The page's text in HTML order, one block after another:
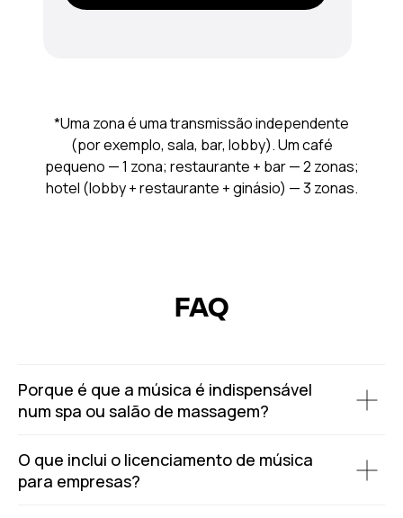
*Uma zona é uma transmissão independente
(por exemplo, sala, bar, lobby). Um café
pequeno — 1 zona; restaurante + bar — 2 zonas;
hotel (lobby + restaurante + ginásio) — 3 zonas.
FAQ
Porque é que a música é indispensável
num spa ou salão de massagem?
O que inclui o licenciamento de música
para empresas?